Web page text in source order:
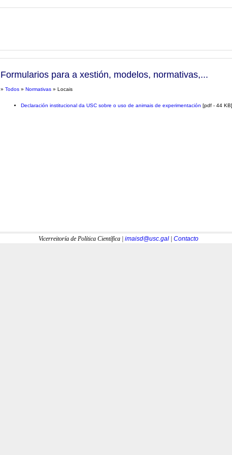
Formularios para a xestión, modelos, normativas,...
» Todos » Normativas » Locais
Declaración institucional da USC sobre o uso de animais de experimentación [pdf - 44 KB]
Vicerreitoría de Política Científica | imaisd@usc.gal| Contacto